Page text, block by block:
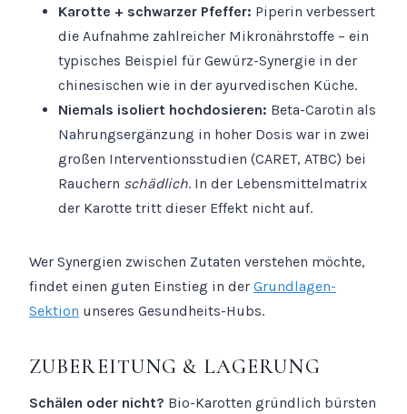
Karotte + schwarzer Pfeffer: Piperin verbessert
die Aufnahme zahlreicher Mikronährstoffe – ein
typisches Beispiel für Gewürz-Synergie in der
chinesischen wie in der ayurvedischen Küche.
Niemals isoliert hochdosieren: Beta-Carotin als
Nahrungsergänzung in hoher Dosis war in zwei
großen Interventionsstudien (CARET, ATBC) bei
Rauchern schädlich. In der Lebensmittelmatrix
der Karotte tritt dieser Effekt nicht auf.
Wer Synergien zwischen Zutaten verstehen möchte,
findet einen guten Einstieg in der Grundlagen-
Sektion unseres Gesundheits-Hubs.
ZUBEREITUNG & LAGERUNG
Schälen oder nicht? Bio-Karotten gründlich bürsten